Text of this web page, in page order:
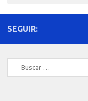
SEGUIR:
Buscar: